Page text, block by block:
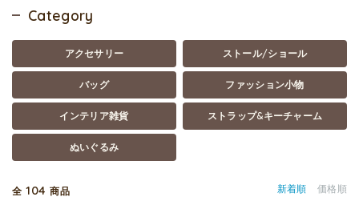
Category
アクセサリー ストール/ショール
バッグ ファッション小物
インテリア雑貨 ストラップ&キーチャーム
ぬいぐるみ
全 104 商品 新着順 価格順